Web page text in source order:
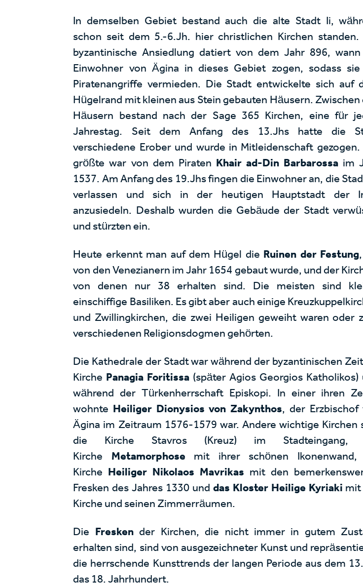
In demselben Gebiet bestand auch die alte Stadt Ii,
schon seit dem 5.-6.Jh. hier christlichen Kirchen standen.
byzantinische Ansiedlung datiert von dem Jahr 896,
Einwohner von Ägina in dieses Gebiet zogen, sodass
Piratenangriffe vermieden. Die Stadt entwickelte sich auf
Hügelrand mit kleinen aus Stein gebauten Häusern. Zwischen
Häusern bestand nach der Sage 365 Kirchen, eine für
Jahrestag. Seit dem Anfang des 13.Jhs hatte die
verschiedene Erober und wurde in Mitleidenschaft gezogen.
größte war von dem Piraten Khair ad-Din Barbarossa im
1537. Am Anfang des 19.Jhs fingen die Einwohner an, die
verlassen und sich in der heutigen Hauptstadt der
anzusiedeln. Deshalb wurden die Gebäude der Stadt
und stürzten ein.
Heute erkennt man auf dem Hügel die Ruinen der Festung
von den Venezianern im Jahr 1654 gebaut wurde, und der
von denen nur 38 erhalten sind. Die meisten sind
einschiffige Basiliken. Es gibt aber auch einige
und Zwillingkirchen, die zwei Heiligen geweiht waren oder
verschiedenen Religionsdogmen gehörten.
Die Kathedrale der Stadt war während der byzantinischen
Kirche Panagia Foritissa (später Agios Georgios Katholikos)
während der Türkenherrschaft Episkopi. In einer ihren
wohnte Heiliger Dionysios von Zakynthos, der Erzbischof
Ägina im Zeitraum 1576-1579 war. Andere wichtige Kirchen
die Kirche Stavros (Kreuz) im Stadteingang,
Kirche Metamorphose mit ihrer schönen Ikonenwand,
Kirche Heiliger Nikolaos Mavrikas mit den
Fresken des Jahres 1330 und das Kloster Heilige Kyriaki
Kirche und seinen Zimmerräumen.
Die Freskender Kirchen, die nicht immer in gutem
erhalten sind, sind von ausgezeichneter Kunst und
die herrschende Kunsttrends der langen Periode aus dem
das 18. Jahrhundert.